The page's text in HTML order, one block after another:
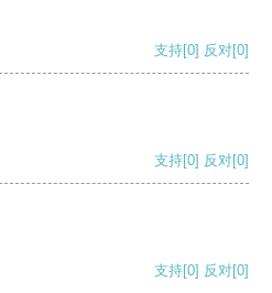
支持[0] 反对[0]
支持[0] 反对[0]
支持[0] 反对[0]